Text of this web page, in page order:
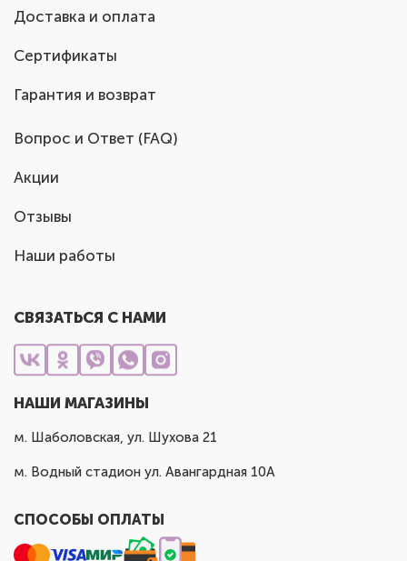
Доставка и оплата
Сертификаты
Гарантия и возврат
Вопрос и Ответ (FAQ)
Акции
Отзывы
Наши работы
СВЯЗАТЬСЯ С НАМИ
НАШИ МАГАЗИНЫ
м. Шаболовская, ул. Шухова 21
м. Водный стадион ул. Авангардная 10А
СПОСОБЫ ОПЛАТЫ